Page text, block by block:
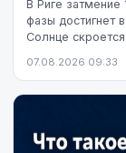
В Риге затмение
фазы достигнет
Солнце
07.08.2026 09:33